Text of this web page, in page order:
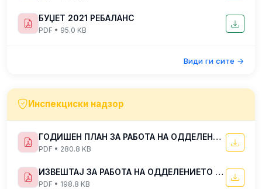
БУЏЕТ 2021 РЕБАЛАНС
PDF • 95.0 KB
Види ги сите →
Инспекциски надзор
ГОДИШЕН ПЛАН ЗА РАБОТА НА ОДДЕЛЕНИЕТО ЗА ИНСПЕКЦИСКИ НАДЗОР ВО ЦЕНТАРОТ ЗА УПРАВУВАЊЕ СО КРИЗИ ЗА 2025 ГОДИНА
PDF • 280.8 KB
ИЗВЕШТАЈ ЗА РАБОТА НА ОДДЕЛЕНИЕТО ЗА ИНСПЕКЦИСКИ НАДЗОР ВО ЦЕНТАРОТ ЗА УПРАВУВАЊЕ СО КРИЗИ ЗА ПЕРИОДОТ ЈУЛИ-ДЕКЕМВРИ 2022 ГОДИНА
PDF • 198.8 KB